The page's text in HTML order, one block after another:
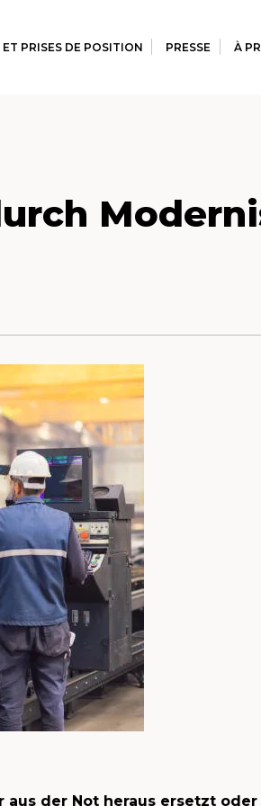
ET PRISES DE POSITION PRESSE À
der Not heraus ersetzt